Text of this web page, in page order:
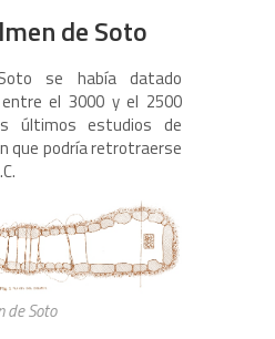
de Soto
se había datado
el 3000 y el 2500
últimos estudios de
que podría retrotraerse
de Soto